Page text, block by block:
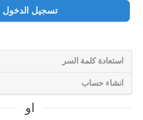
تسجيل الدخول
استعادة كلمة السر
انشاء حساب
او